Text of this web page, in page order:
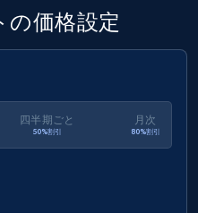
time, Digg
count, Comment
の価格設定
四半期ごと
50%割引
月次
80%割引